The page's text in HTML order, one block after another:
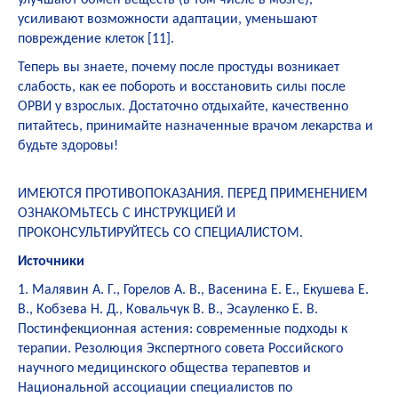
усиливают возможности адаптации, уменьшают
повреждение клеток [11].
Теперь вы знаете, почему после простуды возникает
слабость, как ее побороть и восстановить силы после
ОРВИ у взрослых. Достаточно отдыхайте, качественно
питайтесь, принимайте назначенные врачом лекарства и
будьте здоровы!
ИМЕЮТСЯ ПРОТИВОПОКАЗАНИЯ. ПЕРЕД ПРИМЕНЕНИЕМ
ОЗНАКОМЬТЕСЬ С ИНСТРУКЦИЕЙ И
ПРОКОНСУЛЬТИРУЙТЕСЬ СО СПЕЦИАЛИСТОМ.
Источники
1. Малявин А. Г., Горелов А. В., Васенина Е. Е., Екушева Е.
В., Кобзева Н. Д., Ковальчук В. В., Эсауленко Е. В.
Постинфекционная астения: современные подходы к
терапии. Резолюция Экспертного совета Российского
научного медицинского общества терапевтов и
Национальной ассоциации специалистов по